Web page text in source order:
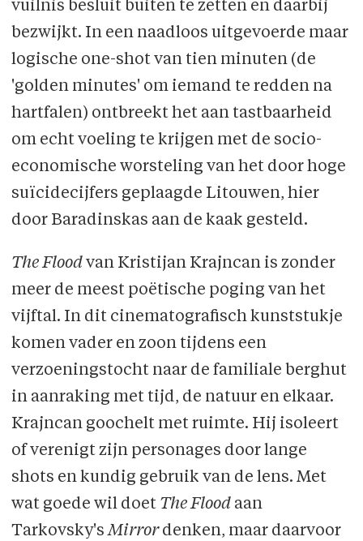
vuilnis besluit buiten te zetten en daarbij
bezwijkt. In een naadloos uitgevoerde maar
logische one-shot van tien minuten (de
'golden minutes' om iemand te redden na
hartfalen) ontbreekt het aan tastbaarheid
om echt voeling te krijgen met de socio-
economische worsteling van het door hoge
suïcidecijfers geplaagde Litouwen, hier
door Baradinskas aan de kaak gesteld.
The Flood van Kristijan Krajncan is zonder
meer de meest poëtische poging van het
vijftal. In dit cinematografisch kunststukje
komen vader en zoon tijdens een
verzoeningstocht naar de familiale berghut
in aanraking met tijd, de natuur en elkaar.
Krajncan goochelt met ruimte. Hij isoleert
of verenigt zijn personages door lange
shots en kundig gebruik van de lens. Met
wat goede wil doet The Flood aan
Tarkovsky'sMirrordenken, maar daarvoor